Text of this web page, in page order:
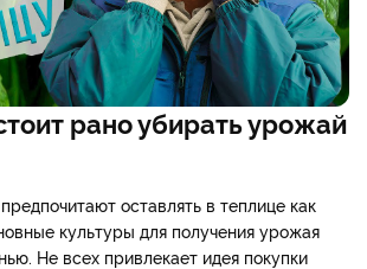
рано убирать урожай
оставлять в теплице как
культуры для получения урожая
Не всех привлекает идея покупки